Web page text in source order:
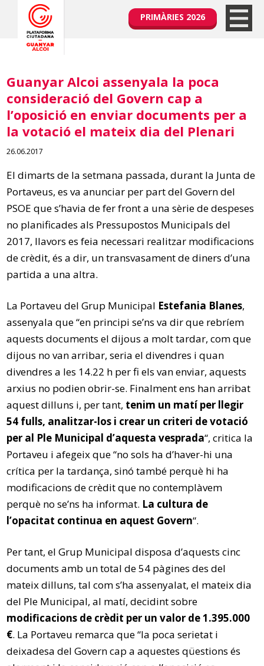
PRIMÀRIES 2026
Guanyar Alcoi assenyala la poca
consideració del Govern cap a
l’oposició en enviar documents per a
la votació el mateix dia del Plenari
26.06.2017
El dimarts de la setmana passada, durant la Junta de
Portaveus, es va anunciar per part del Govern del
PSOE que s’havia de fer front a una sèrie de despeses
no planificades als Pressupostos Municipals del
2017, llavors es feia necessari realitzar modificacions
de crèdit, és a dir, un transvasament de diners d’una
partida a una altra.
La Portaveu del Grup Municipal Estefania Blanes,
assenyala que “en principi se’ns va dir que rebríem
aquests documents el dijous a molt tardar, com que
dijous no van arribar, seria el divendres i quan
divendres a les 14.22 h per fi els van enviar, aquests
arxius no podien obrir-se. Finalment ens han arribat
aquest dilluns i, per tant, tenim un matí per llegir
54 fulls, analitzar-los i crear un criteri de votació
per al Ple Municipal d’aquesta vesprada“, critica la
Portaveu i afegeix que “no sols ha d’haver-hi una
crítica per la tardança, sinó també perquè hi ha
modificacions de crèdit que no contemplàvem
perquè no se’ns ha informat. La cultura de
l’opacitat continua en aquest Govern“.
Per tant, el Grup Municipal disposa d’aquests cinc
documents amb un total de 54 pàgines des del
mateix dilluns, tal com s’ha assenyalat, el mateix dia
del Ple Municipal, al matí, decidint sobre
modificacions de crèdit per un valor de 1.395.000
€. La Portaveu remarca que “la poca serietat i
deixadesa del Govern cap a aquestes qüestions és